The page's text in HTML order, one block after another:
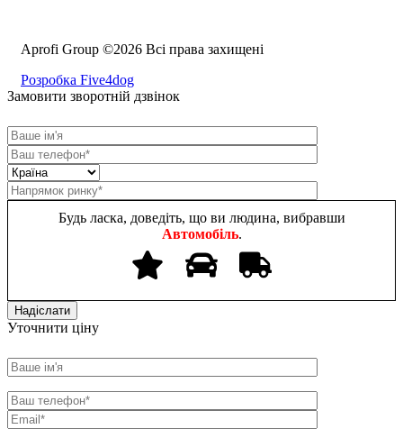
Aprofi Group ©2026 Всі права захищені
Розробка Five4dog
Замовити зворотній дзвінок
Будь ласка, доведіть, що ви людина, вибравши
Автомобіль.
Уточнити ціну